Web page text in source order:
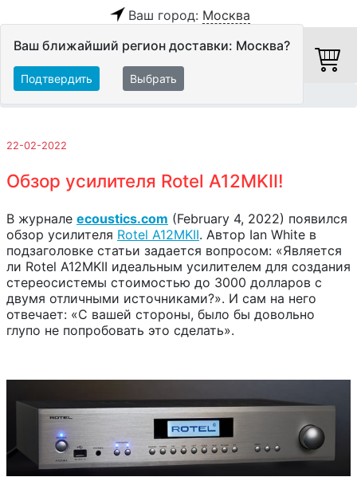
Ваш город: Москва
Ваш ближайший регион доставки: Москва?
Подтвердить Выбрать
22-02-2022
Обзор усилителя Rotel A12MKII!
В журнале ecoustics.com (February 4, 2022) появился
обзор усилителя Rotel A12MKII. Автор Ian White в
подзаголовке статьи задается вопросом: «Является
ли Rotel A12MKII идеальным усилителем для создания
стереосистемы стоимостью до 3000 долларов с
двумя отличными источниками?». И сам на него
отвечает: «С вашей стороны, было бы довольно
глупо не попробовать это сделать».